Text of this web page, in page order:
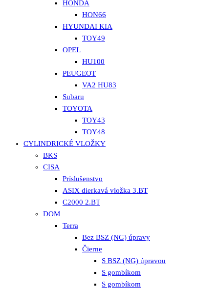
HONDA
HON66
HYUNDAI KIA
TOY49
OPEL
HU100
PEUGEOT
VA2 HU83
Subaru
TOYOTA
TOY43
TOY48
CYLINDRICKÉ VLOŽKY
BKS
CISA
Príslušenstvo
ASIX dierkavá vložka 3.BT
C2000 2.BT
DOM
Terra
Bez BSZ (NG) úpravy
Čierne
S BSZ (NG) úpravou
S gombíkom
S gombíkom